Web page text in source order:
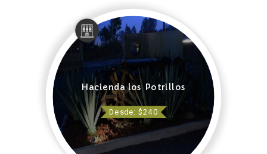
Hacienda los Potrillos
Desde: $240